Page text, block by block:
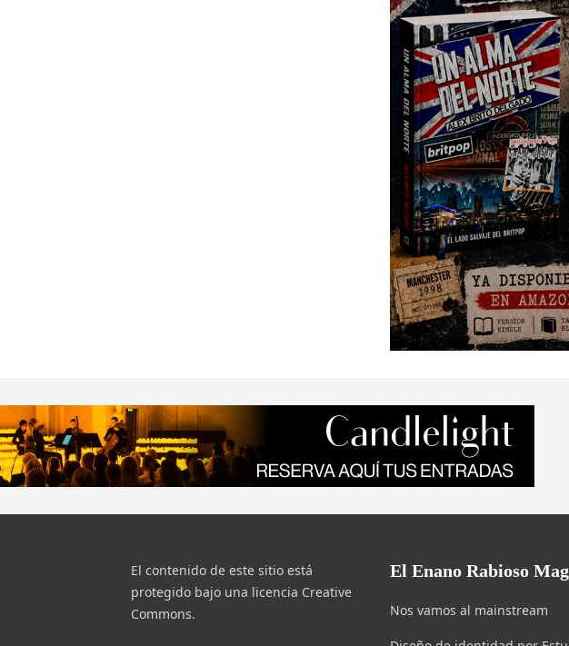
El contenido de este sitio está
protegido bajo una licencia Creative
Commons.
El Enano Rabioso
Nos vamos al mainstream